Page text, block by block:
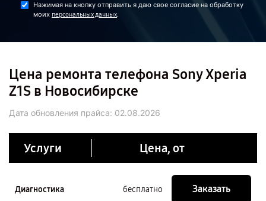
Нажимая на кнопку отправить я даю свое согласие на обработку
моих персональных данных.
Цена ремонта телефона Sony Xperia
Z1S в Новосибирске
Дата обновления прайса: 02.08.2026
Услуги Цена, от
Диагностика бесплатно Заказать